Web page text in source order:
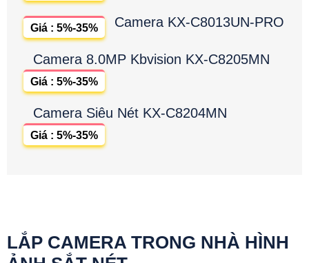
Camera KX-C8013UN-PRO
Giá : 5%-35%
Camera 8.0MP Kbvision KX-C8205MN
Giá : 5%-35%
Camera Siêu Nét KX-C8204MN
Giá : 5%-35%
LẮP CAMERA TRONG NHÀ HÌNH